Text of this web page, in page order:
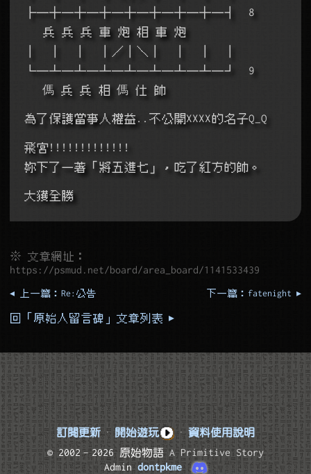
├─┼─┼─┼─┼─┼─┼─┼─┤  8
   兵 兵 兵 車 炮 相 車 炮
│  │  │  │／│＼│  │  │  │
└─┴─┴─┴─┴─┴─┴─┴─┘  9
   傌 兵 兵 相 傌 仕 帥
為了保護當事人權益..不公開XXXX的名子Q_Q
飛宮!!!!!!!!!!!!!
妳下了一著「將五進七」，吃了紅方的帥。
大獲全勝
※ 文章網址：
https://psmud.net/board/area_board/1141533439
◂ 上一篇：Re:公告 下一篇：fatenight ▸
回「原始人留言碑」文章列表 ▸
訂閱更新 · 開始遊玩 · 資料使用說明
© 2002–2026 原始物語 A Primitive Story
Admin dontpkme